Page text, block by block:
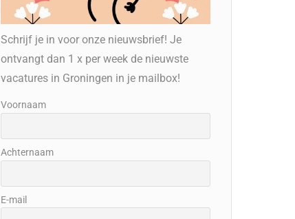
Schrijf je in voor onze nieuwsbrief! Je
ontvangt dan 1 x per week de nieuwste
vacatures in Groningen in je mailbox!
Voornaam
Achternaam
E-mail